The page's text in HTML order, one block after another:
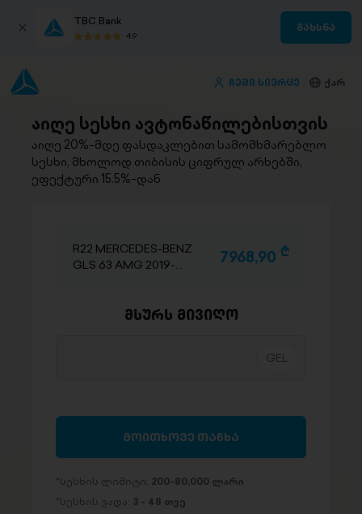
TBC Bank
4.9
გახსნა
ჩემი სივრცე ქარ
აიღე სესხი ავტონაწილებისთვის
აიღე 20%-მდე ფასდაკლებით სამომხმარებლო
სესხი, მხოლოდ თიბისის ციფრულ არხებში,
ეფექტური 15.5%-დან
R22 MERCEDES-BENZ
GLS 63 AMG 2019-
7968,90 D
მსურს მივიღო
მოითხოვე თანხა
სესხის ლიმიტი: 200-80,000 ლარი
სესხის ვადა: 3 - 48 თვე